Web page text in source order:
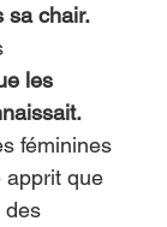
sa chair.
les
féminines
apprit que
des